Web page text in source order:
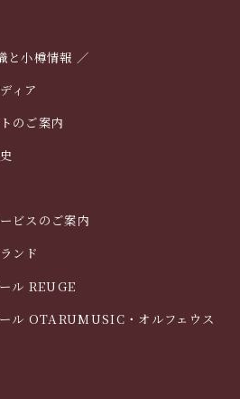
と小樽情報 ／
ィア
のご案内
ビスのご案内
ンド
ル REUGE
ル OTARUMUSIC・オルフェウス